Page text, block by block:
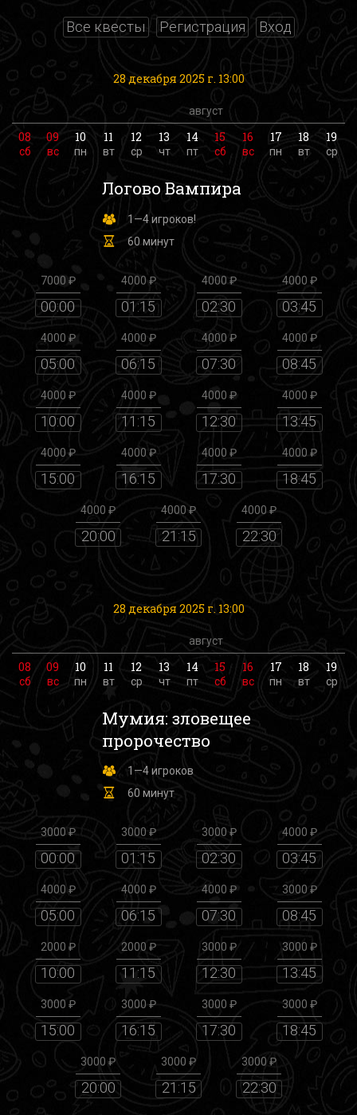
Все квесты Регистрация Вход
28 декабря 2025 г. 13:00
август
08
сб
09
вс
10
пн
11
вт
12
ср
13
чт
14
пт
15
сб
16
вс
17
пн
18
вт
19
ср
Логово Вампира
1—4 игроков!
60 минут
7000 ₽
00:00
4000 ₽
01:15
4000 ₽
02:30
4000 ₽
03:45
4000 ₽
05:00
4000 ₽
06:15
4000 ₽
07:30
4000 ₽
08:45
4000 ₽
10:00
4000 ₽
11:15
4000 ₽
12:30
4000 ₽
13:45
4000 ₽
15:00
4000 ₽
16:15
4000 ₽
17:30
4000 ₽
18:45
4000 ₽
20:00
4000 ₽
21:15
4000 ₽
22:30
28 декабря 2025 г. 13:00
август
08
сб
09
вс
10
пн
11
вт
12
ср
13
чт
14
пт
15
сб
16
вс
17
пн
18
вт
19
ср
Мумия: зловещее
пророчество
1—4 игроков
60 минут
3000 ₽
00:00
3000 ₽
01:15
3000 ₽
02:30
4000 ₽
03:45
4000 ₽
05:00
4000 ₽
06:15
4000 ₽
07:30
3000 ₽
08:45
2000 ₽
10:00
2000 ₽
11:15
3000 ₽
12:30
3000 ₽
13:45
3000 ₽
15:00
3000 ₽
16:15
3000 ₽
17:30
3000 ₽
18:45
3000 ₽
20:00
3000 ₽
21:15
3000 ₽
22:30